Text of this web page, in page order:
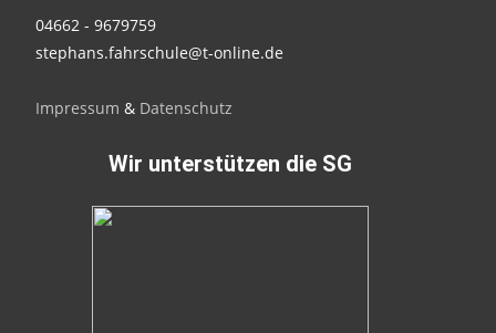
04662 - 9679759
stephans.fahrschule@t-online.de
Impressum & Datenschutz
Wir unterstützen die SG